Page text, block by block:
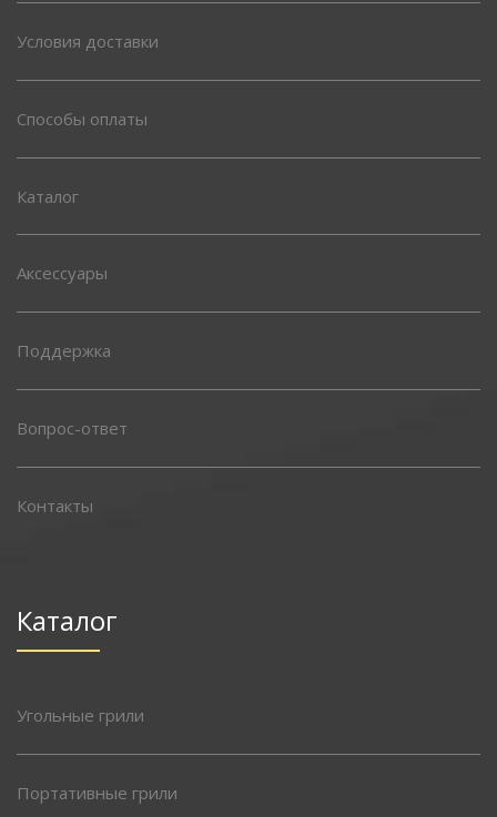
Условия доставки
Способы оплаты
Каталог
Аксессуары
Поддержка
Вопрос-ответ
Контакты
Каталог
Угольные грили
Портативные грили